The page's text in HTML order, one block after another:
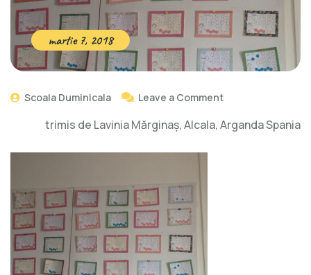
martie 7, 2018
Scoala Duminicala Leave a Comment
trimis de Lavinia Mărginaş, Alcala, Arganda Spania